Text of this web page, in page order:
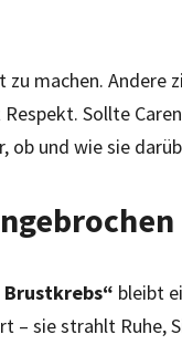
machen. Andere
Sollte
und wie sie
Brustkrebs“ bleibt
– sie strahlt Ruhe,